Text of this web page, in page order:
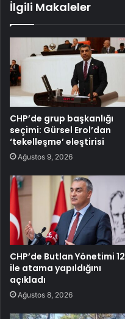
İlgili Makaleler
CHP’de grup başkanlığı
seçimi: Gürsel Erol’dan
‘tekelleşme’ eleştirisi
Ağustos 9, 2026
CHP’de Butlan Yönetimi 12
ile atama yapıldığını
açıkladı
Ağustos 8, 2026